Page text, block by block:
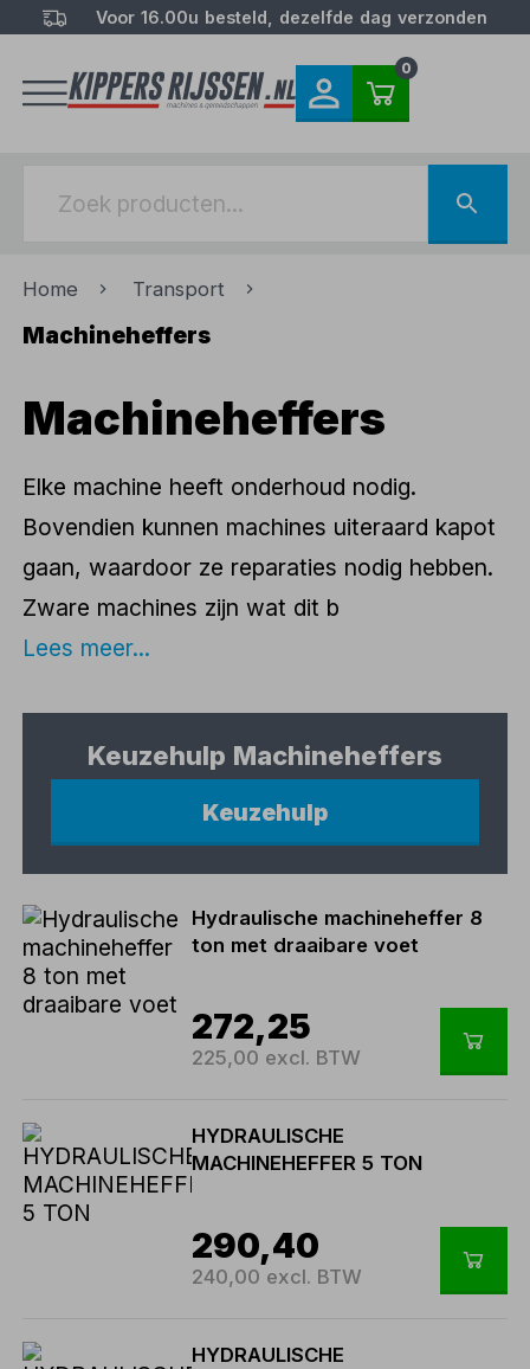
Voor 16.00u besteld, dezelfde dag verzonden
0
Home Transport
Machineheffers
Machineheffers
Elke machine heeft onderhoud nodig.
Bovendien kunnen machines uiteraard kapot
gaan, waardoor ze reparaties nodig hebben.
Zware machines zijn wat dit b
Lees meer...
Keuzehulp Machineheffers
Keuzehulp
Hydraulische machineheffer 8
ton met draaibare voet
272,25
225,00 excl. BTW
HYDRAULISCHE
MACHINEHEFFER 5 TON
290,40
240,00 excl. BTW
HYDRAULISCHE